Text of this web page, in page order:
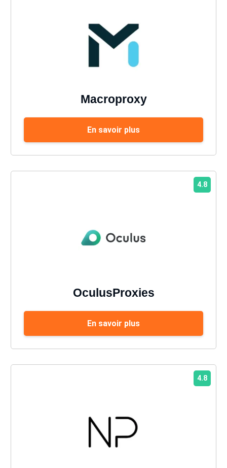
Macroproxy
En savoir plus
4.8
OculusProxies
En savoir plus
4.8